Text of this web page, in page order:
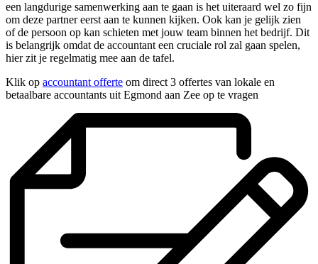
een langdurige samenwerking aan te gaan is het uiteraard wel zo fijn
om deze partner eerst aan te kunnen kijken. Ook kan je gelijk zien
of de persoon op kan schieten met jouw team binnen het bedrijf. Dit
is belangrijk omdat de accountant een cruciale rol zal gaan spelen,
hier zit je regelmatig mee aan de tafel.
Klik op accountant offerte om direct 3 offertes van lokale en
betaalbare accountants uit Egmond aan Zee op te vragen